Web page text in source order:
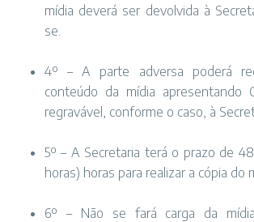
mídia deverá ser devolvida à
se.
4º – A parte adversa poderá
conteúdo da mídia apresentando
regravável, conforme o caso, à
5º – A Secretaria terá o prazo de
horas) horas para realizar a cópia do
6º – Não se fará carga da